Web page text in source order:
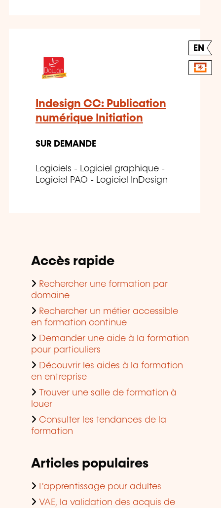
EN
Indesign CC: Publication
numérique Initiation
SUR DEMANDE
Logiciels - Logiciel graphique -
Logiciel PAO - Logiciel InDesign
Accès rapide
Rechercher une formation par
domaine
Rechercher un métier accessible
en formation continue
Demander une aide à la formation
pour particuliers
Découvrir les aides à la formation
en entreprise
Trouver une salle de formation à
louer
Consulter les tendances de la
formation
Articles populaires
L'apprentissage pour adultes
VAE, la validation des acquis de